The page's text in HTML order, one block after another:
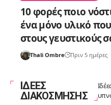
10 φορές ποιο
ένα μόνο υλικό
στους γευστικούς
Thali Ombre Πριν 5 ημέρες
ΙΔΕΕΣ
ΔΙΑΚΟΣΜΗΣΗΣ